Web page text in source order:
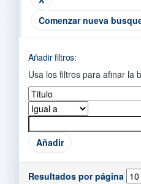
Comenzar nueva
Añadir filtros:
Usa los filtros para afinar la
Resultados por página